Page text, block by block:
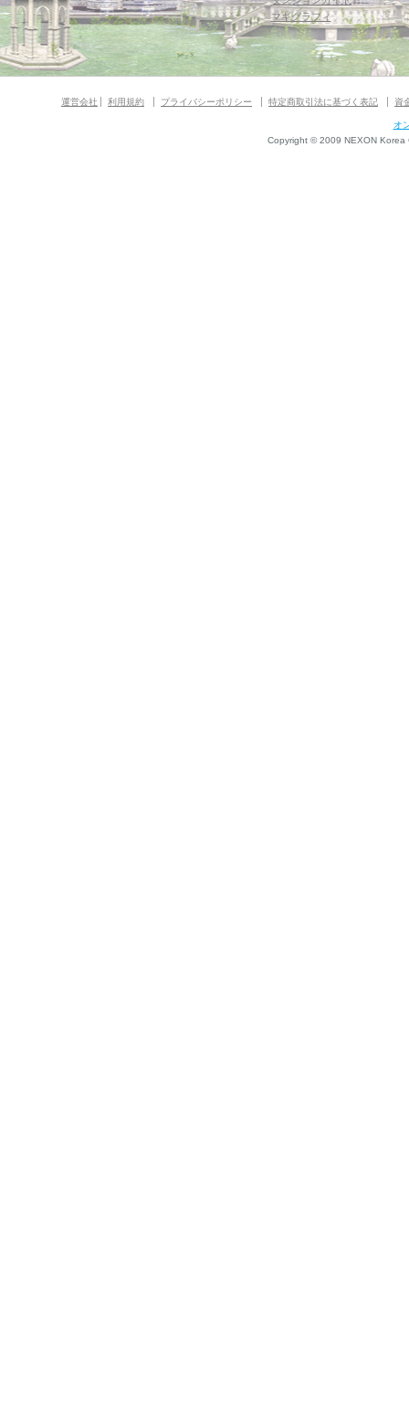
マギグラフィ
運営会社 利用規約 プライバシーポリシー 特定商取引法に基づく表記 資
オ
Copyright © 2009 NEXON Korea